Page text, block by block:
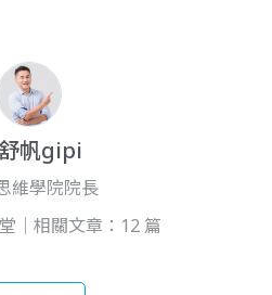
帆gipi
維學院院長
｜相關文章：12 篇